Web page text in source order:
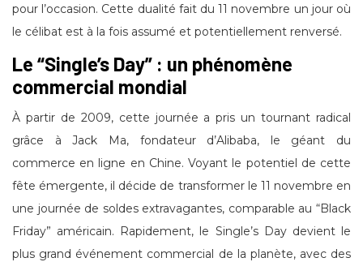
pour l’occasion. Cette dualité fait du 11 novembre un jour où
le célibat est à la fois assumé et potentiellement renversé.
Le “Single’s Day” : un phénomène
commercial mondial
À partir de 2009, cette journée a pris un tournant radical
grâce à Jack Ma, fondateur d’Alibaba, le géant du
commerce en ligne en Chine. Voyant le potentiel de cette
fête émergente, il décide de transformer le 11 novembre en
une journée de soldes extravagantes, comparable au “Black
Friday” américain. Rapidement, le Single’s Day devient le
plus grand événement commercial de la planète, avec des